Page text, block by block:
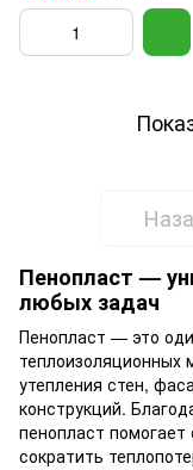
Пенопласт —
любых задач
Пенопласт — это
теплоизоляционных
утепления стен,
конструкций.
пенопласт
сократить